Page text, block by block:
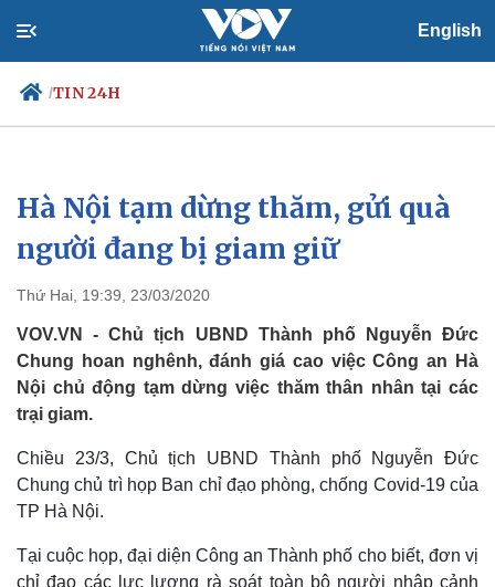
English
/TIN 24H
Chính trị
Tổ chức nhân sự
Nhận diện sự thật
Xã hội
Tin 24h
Dự báo thời tiết
Việc làm
Biển đảo
Hà Nội tạm dừng thăm, gửi quà
người đang bị giam giữ
Thứ Hai, 19:39, 23/03/2020
VOV.VN - Chủ tịch UBND Thành phố Nguyễn Đức
Chung hoan nghênh, đánh giá cao việc Công an Hà
Nội chủ động tạm dừng việc thăm thân nhân tại các
trại giam.
Chiều 23/3, Chủ tịch UBND Thành phố Nguyễn Đức
Chung chủ trì họp Ban chỉ đạo phòng, chống Covid-19 của
TP Hà Nội.
Tại cuộc họp, đại diện Công an Thành phố cho biết, đơn vị
chỉ đạo các lực lượng rà soát toàn bộ người nhập cảnh